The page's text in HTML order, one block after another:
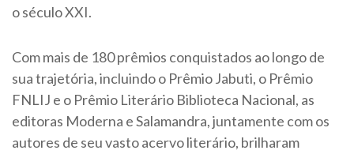
o século XXI.
Com mais de 180 prêmios conquistados ao longo de
sua trajetória, incluindo o Prêmio Jabuti, o Prêmio
FNLIJ e o Prêmio Literário Biblioteca Nacional, as
editoras Moderna e Salamandra, juntamente com os
autores de seu vasto acervo literário, brilharam